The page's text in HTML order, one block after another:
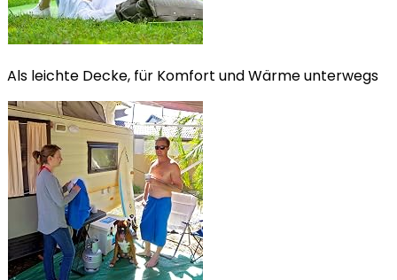
Als leichte Decke, für Komfort und Wärme unterwegs